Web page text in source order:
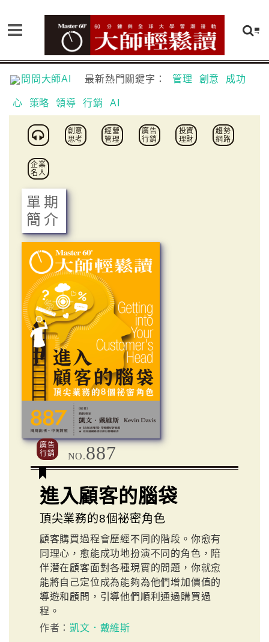
問問大師AI 最新熱門關鍵字： 管理 創意 成功
心 策略 領導 行銷 AI
創意
思考
經營
管理
廣告
行銷
投資
理財
趨勢
網路
企業
名人
單期
簡介
廣告
行銷
NO.887
進入顧客的腦袋
頂尖業務的8個祕密角色
顧客購買過程會歷經不同的階段。你愈有
同理心，愈能成功地扮演不同的角色，陪
伴潛在顧客面對各種現實的問題，你就愈
能將自己定位成為能夠為他們增加價值的
導遊和顧問，引導他們順利通過購買過
程。
作者：凱文．戴維斯